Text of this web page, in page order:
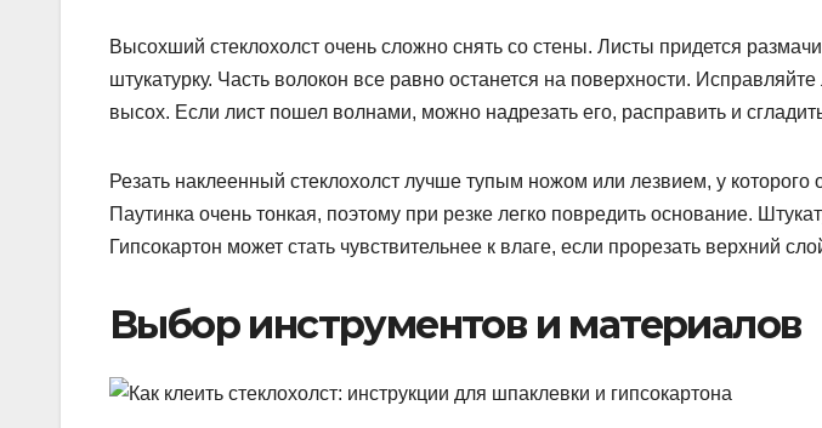
Высохший стеклохолст очень сложно снять со стены. Листы придется
штукатурку. Часть волокон все равно останется на поверхности.
высох. Если лист пошел волнами, можно надрезать его, расправить и
Резать наклеенный стеклохолст лучше тупым ножом или лезвием, у которого
Паутинка очень тонкая, поэтому при резке легко повредить основание.
Гипсокартон может стать чувствительнее к влаге, если прорезать верхний
Выбор инструментов и материалов